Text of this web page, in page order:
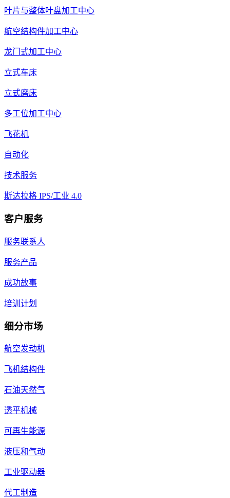
叶片与整体叶盘加工中心
航空结构件加工中心
龙门式加工中心
立式车床
立式磨床
多工位加工中心
飞花机
自动化
技术服务
斯达拉格 IPS/工业 4.0
客户服务
服务联系人
服务产品
成功故事
培训计划
细分市场
航空发动机
飞机结构件
石油天然气
透平机械
可再生能源
液压和气动
工业驱动器
代工制造